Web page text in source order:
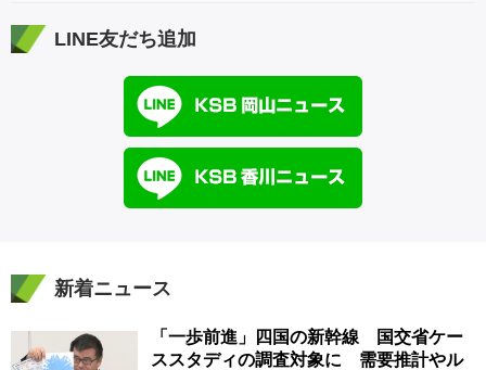
LINE友だち追加
新着ニュース
「一歩前進」四国の新幹線 国交省ケー
ススタディの調査対象に 需要推計やル